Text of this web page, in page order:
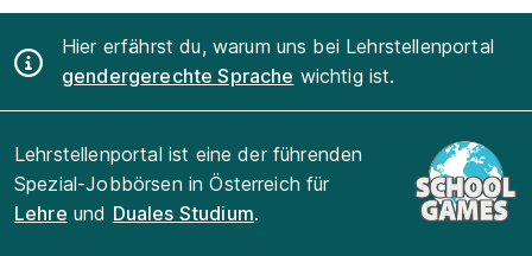
Hier erfährst du, warum uns bei Lehrstellenportal
gendergerechte Sprache wichtig ist.
Lehrstellenportal ist eine der führenden
Spezial-Jobbörsen in Österreich für
Lehre und Duales Studium.